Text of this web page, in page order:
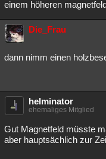
einem höheren
Die_Frau
dann nimm einen
helminator
ehemaliges Mitglied
Gut Magnetfeld müsste
aber hauptsächlich zur